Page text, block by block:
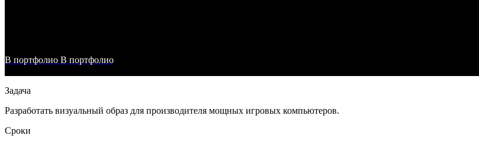
В портфолио В портфолио
Задача
Разработать визуальный образ для производителя мощных игровых компьютеров.
Сроки